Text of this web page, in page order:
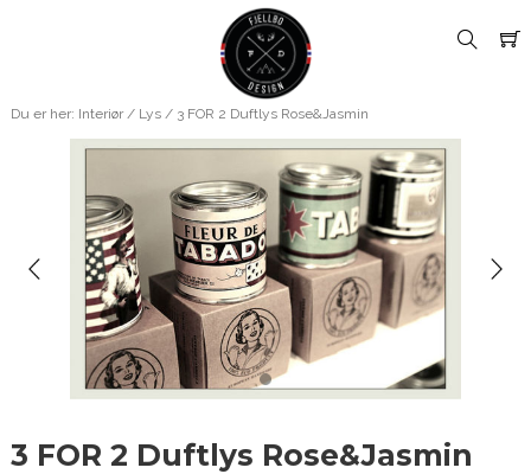
Du er her: Interiør/ Lys/ 3 FOR 2 Duftlys Rose&Jasmin
3 FOR 2 Duftlys Rose&Jasmin